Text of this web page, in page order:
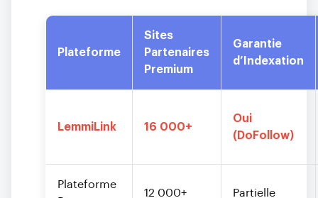
Plateforme
Sites
Partenaires
Premium
Garantie
d’Indexation
LemmiLink 16 000+
Oui
(DoFollow)
Plateforme
12 000+ Partielle